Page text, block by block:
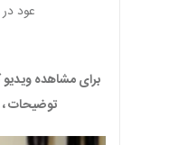
عود
برای مشاهده
توضیحات